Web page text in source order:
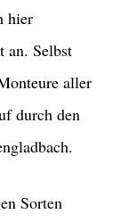
hier
an. Selbst
aller
durch den
Sorten